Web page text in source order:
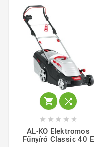
 
    
AL-KO Elektromos
Fűnyíró Classic 40 E